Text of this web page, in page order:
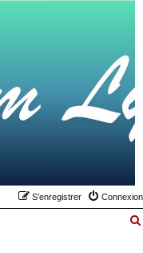
Connexion
S’enregistrer